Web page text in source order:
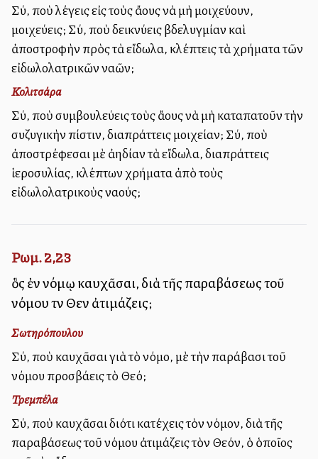
Σύ, ποὺ λέγεις εἰς τοὺς ἄλλους νὰ μὴ μοιχεύουν,
μοιχεύεις; Σύ, ποὺ δεικνύεις βδελυγμίαν καὶ
ἀποστροφὴν πρὸς τὰ εἴδωλα, κλέπτεις τὰ χρήματα τῶν
εἰδωλολατρικῶν ναῶν;
Κολιτσάρα
Σύ, ποὺ συμβουλεύεις τοὺς ἄλλους νὰ μὴ καταπατοῦν τὴν
συζυγικὴν πίστιν, διαπράττεις μοιχείαν; Σύ, ποὺ
ἀποστρέφεσαι μὲ ἀηδίαν τὰ εἴδωλα, διαπράττεις
ἱεροσυλίας, κλέπτων χρήματα ἀπὸ τοὺς
εἰδωλολατρικοὺς ναούς;
Ρωμ. 2,23
ὃς ἐν νόμῳ καυχᾶσαι, διὰ τῆς παραβάσεως τοῦ
νόμου τὸν Θεὸν ἀτιμάζεις;
Σωτηρόπουλου
Σύ, ποὺ καυχᾶσαι γιὰ τὸ νόμο, μὲ τὴν παράβασι τοῦ
νόμου προσβάλλεις τὸ Θεό;
Τρεμπέλα
Σύ, ποὺ καυχᾶσαι διότι κατέχεις τὸν νόμον, διὰ τῆς
παραβάσεως τοῦ νόμου ἀτιμάζεις τὸν Θεόν, ὁ ὁποῖος